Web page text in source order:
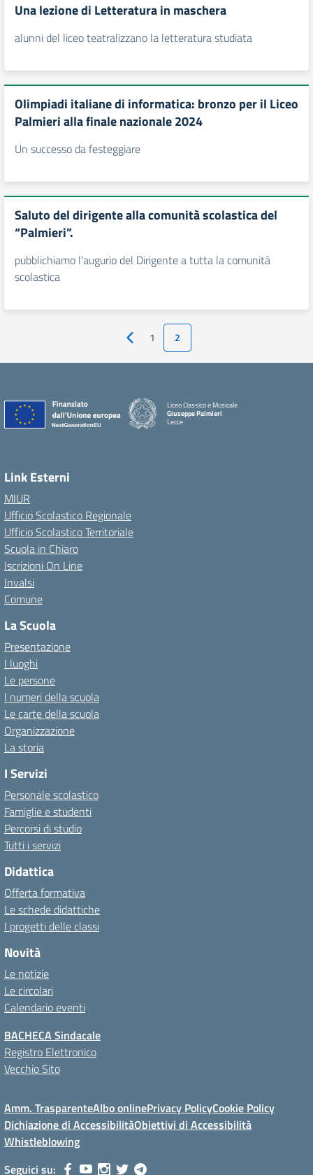
Una lezione di Letteratura in maschera
alunni del liceo teatralizzano la letteratura studiata
Olimpiadi italiane di informatica: bronzo per il Liceo
Palmieri alla finale nazionale 2024
Un successo da festeggiare
Saluto del dirigente alla comunità scolastica del
“Palmieri”.
pubblichiamo l'augurio del Dirigente a tutta la comunità
scolastica
Pagina precedente
1 2
Liceo Classico e Musicale
Giuseppe Palmieri
Lecce
Link Esterni
MIUR
Ufficio Scolastico Regionale
Ufficio Scolastico Territoriale
Scuola in Chiaro
Iscrizioni On Line
Invalsi
Comune
La Scuola
Presentazione
I luoghi
Le persone
I numeri della scuola
Le carte della scuola
Organizzazione
La storia
I Servizi
Personale scolastico
Famiglie e studenti
Percorsi di studio
Tutti i servizi
Didattica
Offerta formativa
Le schede didattiche
I progetti delle classi
Novità
Le notizie
Le circolari
Calendario eventi
BACHECA Sindacale
Registro Elettronico
Vecchio Sito
Amm. TrasparenteAlbo onlinePrivacy PolicyCookie Policy
Dichiazione di AccessibilitàObiettivi di Accessibilità
Whistleblowing
Seguici su: